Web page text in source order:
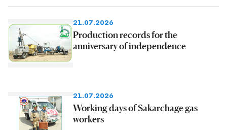
21.07.2026
Production records for the
anniversary of independence
21.07.2026
Working days of Sakarchage gas
workers